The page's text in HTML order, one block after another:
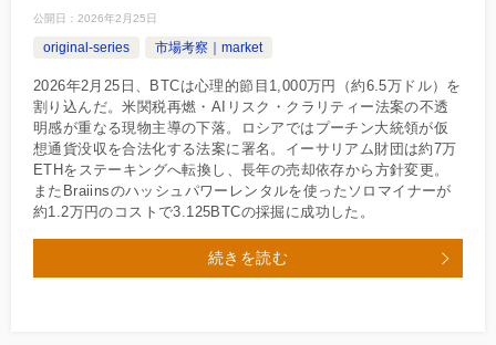
公開日： 2026年2月25日
original-series 市場考察｜market
2026年2月25日、BTCは心理的節目1,000万円（約6.5万ドル）を
割り込んだ。米関税再燃・AIリスク・クラリティー法案の不透
明感が重なる現物主導の下落。ロシアではプーチン大統領が仮
想通貨没収を合法化する法案に署名。イーサリアム財団は約7万
ETHをステーキングへ転換し、長年の売却依存から方針変更。
またBraiinsのハッシュパワーレンタルを使ったソロマイナーが
約1.2万円のコストで3.125BTCの採掘に成功した。
続きを読む